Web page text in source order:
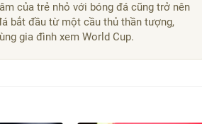
của trẻ nhỏ với bóng đá cũng trở nên
bắt đầu từ một cầu thủ thần tượng,
gia đình xem World Cup.